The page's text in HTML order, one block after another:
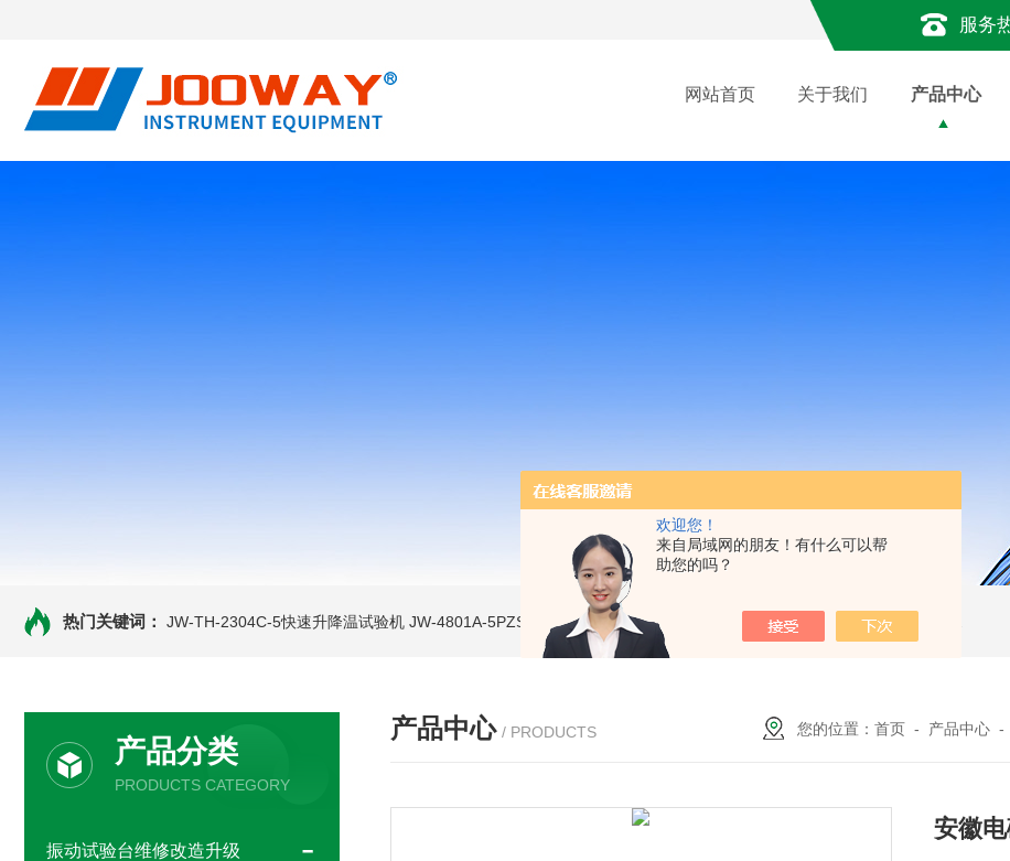
欢迎您！
来自局域网的朋友！有什么可以帮
助您的吗？
服务
网站首页 关于我们 产品中心
热门关键词： JW-TH-2304C-5快速升降温试验机 JW-4801A-5PZSH膨胀水壶全自动爆破试验台 JW-2204B-204低温试验箱
产品分类
PRODUCTS CATEGORY
振动试验台维修改造升级
产品中心 / PRODUCTS 您的位置：首页 - 产品中心
安徽